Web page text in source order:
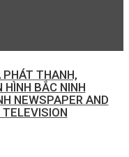
PHÁT THANH,
HÌNH BẮC NINH
NEWSPAPER AND
TELEVISION